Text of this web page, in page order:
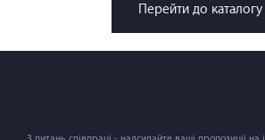
Перейти до каталогу